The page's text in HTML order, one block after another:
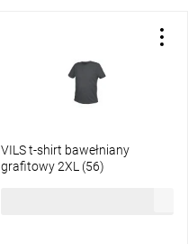
VILS t-shirt bawełniany
grafitowy 2XL (56)